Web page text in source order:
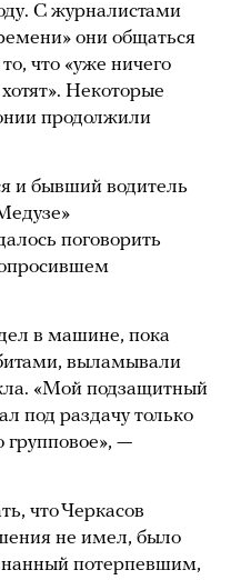
С журналистами
они общаться
что «уже ничего
Некоторые
продолжили
и бывший водитель
поговорить
в машине, пока
выламывали
«Мой подзащитный
под раздачу только
групповое», —
что Черкасов
не имел, было
потерпевшим,